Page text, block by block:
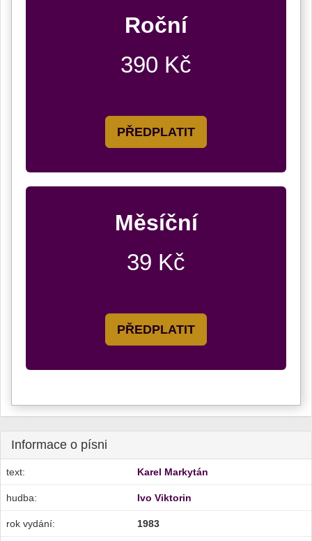
Roční
390 Kč
PŘEDPLATIT
Měsíční
39 Kč
PŘEDPLATIT
Informace o písni
text: Karel Markytán
hudba: Ivo Viktorin
rok vydání: 1983